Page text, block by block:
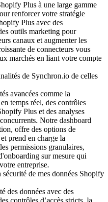
Plus à une large gamme
renforcer votre stratégie
Plus avec des
outils marketing pour
canaux et augmenter les
de connecteurs vous
marchés en liant votre compte
de Synchron.io de celles
avancées comme la
temps réel, des contrôles
Plus et des analyses
Notre dashboard
offre des options de
prend en charge la
permissions granulaires,
sur mesure qui
entreprise.
de mes données Shopify
des données avec des